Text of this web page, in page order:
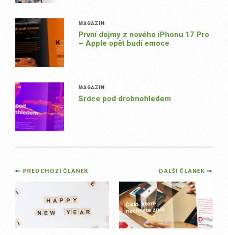
MAGAZÍN
První dojmy z nového iPhonu 17 Pro
– Apple opět budí emoce
MAGAZÍN
Srdce pod drobnohledem
Post
navigation
DALŠÍ ČLÁNEK
PŘEDCHOZÍ ČLÁNEK